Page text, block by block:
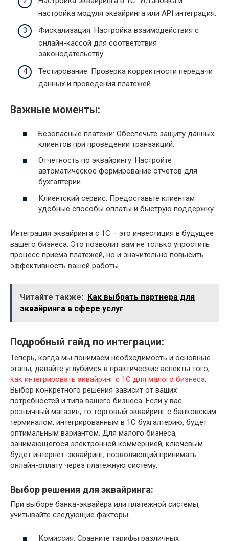
настройка модуля эквайринга или API интеграция.
Фискализация: Настройка взаимодействия с
онлайн-кассой для соответствия
законодательству.
Тестирование: Проверка корректности передачи
данных и проведения платежей.
Важные моменты:
Безопасные платежи: Обеспечьте защиту данных
клиентов при проведении транзакций.
Отчетность по эквайрингу: Настройте
автоматическое формирование отчетов для
бухгалтерии.
Клиентский сервис: Предоставьте клиентам
удобные способы оплаты и быструю поддержку.
Интеграция эквайринга с 1С – это инвестиция в будущее
вашего бизнеса. Это позволит вам не только упростить
процесс приема платежей, но и значительно повысить
эффективность вашей работы.
Читайте также: Как выбрать партнера для
эквайринга в сфере услуг
Подробный гайд по интеграции:
Теперь, когда мы понимаем необходимость и основные
этапы, давайте углубимся в практические аспекты того,
как интегрировать эквайринг с 1С для малого бизнеса.
Выбор конкретного решения зависит от ваших
потребностей и типа вашего бизнеса. Если у вас
розничный магазин, то торговый эквайринг с банковским
терминалом, интегрированным в 1С бухгалтерию, будет
оптимальным вариантом. Для малого бизнеса,
занимающегося электронной коммерцией, ключевым
будет интернет-эквайринг, позволяющий принимать
онлайн-оплату через платежную систему.
Выбор решения для эквайринга:
При выборе банка-эквайера или платежной системы,
учитывайте следующие факторы:
Комиссия: Сравните тарифы различных